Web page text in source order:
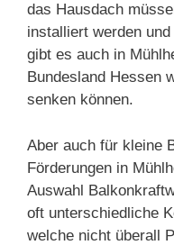
das Hausdach
installiert werden
gibt es auch in
Bundesland Hessen
senken können.
Aber auch für kleine
Förderungen in
Auswahl
oft unterschiedliche
welche nicht überall